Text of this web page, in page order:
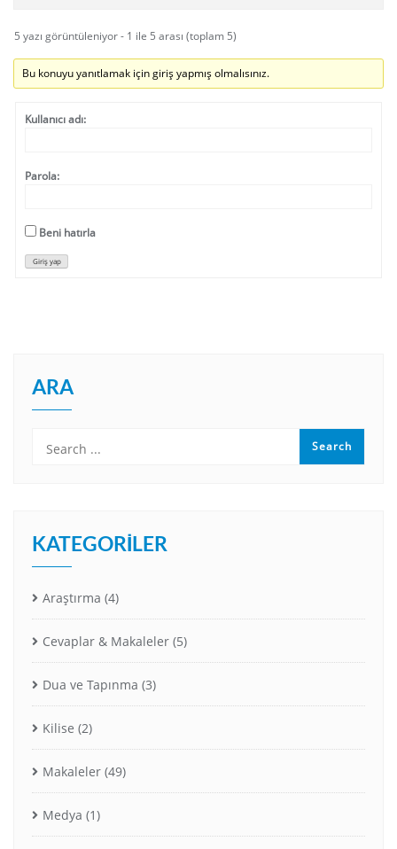
5 yazı görüntüleniyor - 1 ile 5 arası (toplam 5)
Bu konuyu yanıtlamak için giriş yapmış olmalısınız.
Kullanıcı adı:
Parola:
Beni hatırla
Giriş yap
ARA
KATEGORILER
Araştırma (4)
Cevaplar & Makaleler (5)
Dua ve Tapınma (3)
Kilise (2)
Makaleler (49)
Medya (1)